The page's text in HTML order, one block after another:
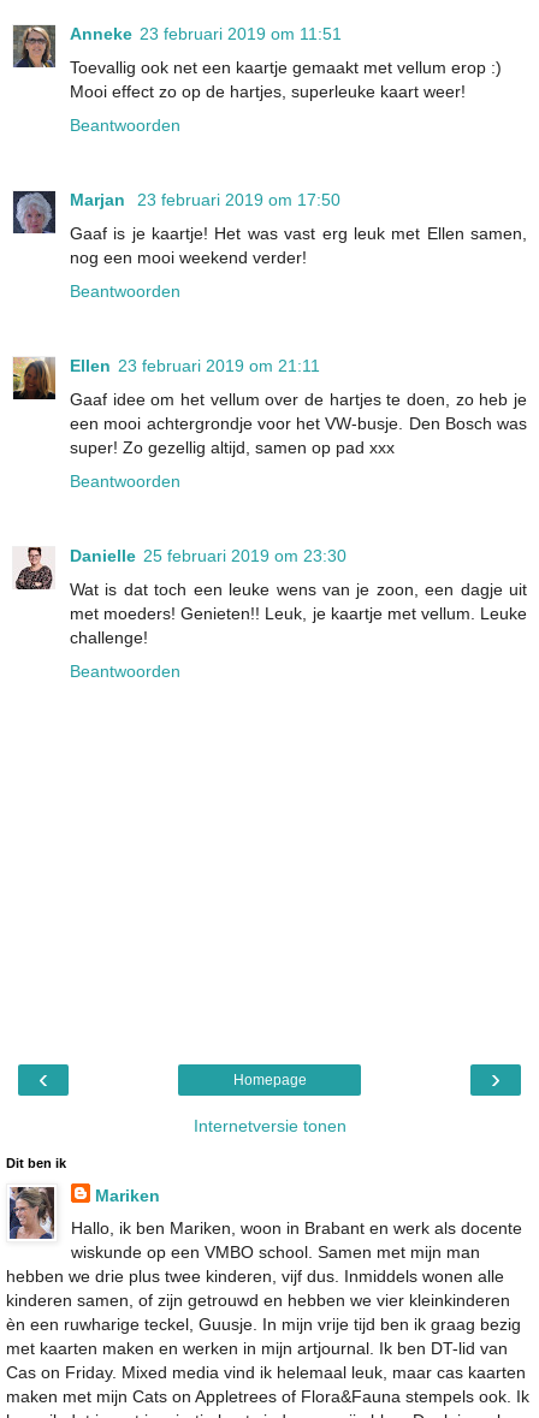
Anneke 23 februari 2019 om 11:51
Toevallig ook net een kaartje gemaakt met vellum erop :)
Mooi effect zo op de hartjes, superleuke kaart weer!
Beantwoorden
Marjan
23 februari 2019 om 17:50
Gaaf is je kaartje! Het was vast erg leuk met Ellen samen,
nog een mooi weekend verder!
Beantwoorden
Ellen 23 februari 2019 om 21:11
Gaaf idee om het vellum over de hartjes te doen, zo heb je
een mooi achtergrondje voor het VW-busje. Den Bosch was
super! Zo gezellig altijd, samen op pad xxx
Beantwoorden
Danielle 25 februari 2019 om 23:30
Wat is dat toch een leuke wens van je zoon, een dagje uit
met moeders! Genieten!! Leuk, je kaartje met vellum. Leuke
challenge!
Beantwoorden
‹ ›
Homepage
Internetversie tonen
Dit ben ik
Mariken
Hallo, ik ben Mariken, woon in Brabant en werk als docente
wiskunde op een VMBO school. Samen met mijn man
hebben we drie plus twee kinderen, vijf dus. Inmiddels wonen alle
kinderen samen, of zijn getrouwd en hebben we vier kleinkinderen
èn een ruwharige teckel, Guusje. In mijn vrije tijd ben ik graag bezig
met kaarten maken en werken in mijn artjournal. Ik ben DT-lid van
Cas on Friday. Mixed media vind ik helemaal leuk, maar cas kaarten
maken met mijn Cats on Appletrees of Flora&Fauna stempels ook. Ik